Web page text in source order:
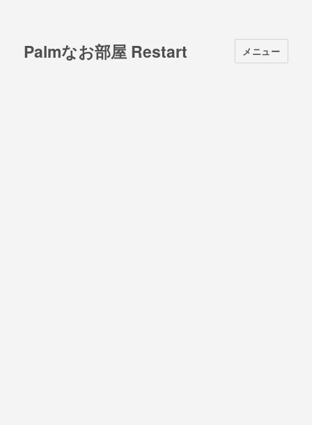
Palmなお部屋 Restart メニュー